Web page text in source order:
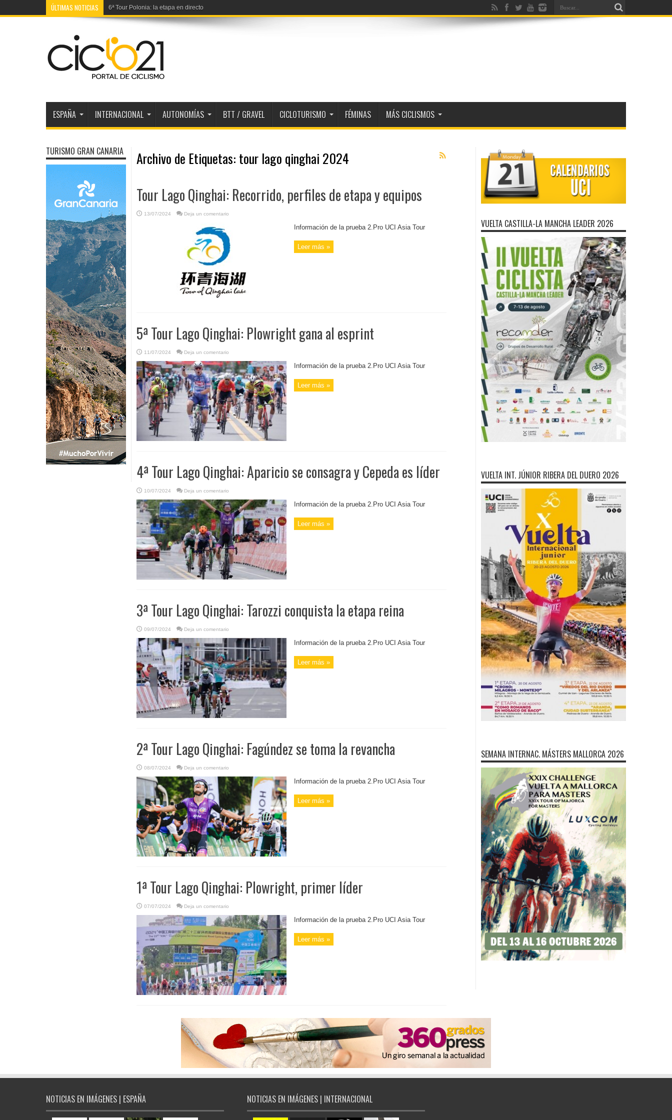
ÚLTIMAS NOTICIAS 6ª Tour Polonia: la etapa en directo
ESPAÑA INTERNACIONAL AUTONOMÍAS BTT / GRAVEL CICLOTURISMO FÉMINAS MÁS CICLISMOS
Archivo de Etiquetas: tour lago qinghai 2024
Tour Lago Qinghai: Recorrido, perfiles de etapa y equipos
13/07/2024 Deja un comentario
Información de la prueba 2.Pro UCI Asia Tour
Leer más »
5ª Tour Lago Qinghai: Plowright gana al esprint
11/07/2024 Deja un comentario
Información de la prueba 2.Pro UCI Asia Tour
Leer más »
4ª Tour Lago Qinghai: Aparicio se consagra y Cepeda es líder
10/07/2024 Deja un comentario
Información de la prueba 2.Pro UCI Asia Tour
Leer más »
3ª Tour Lago Qinghai: Tarozzi conquista la etapa reina
09/07/2024 Deja un comentario
Información de la prueba 2.Pro UCI Asia Tour
Leer más »
2ª Tour Lago Qinghai: Fagúndez se toma la revancha
08/07/2024 Deja un comentario
Información de la prueba 2.Pro UCI Asia Tour
Leer más »
1ª Tour Lago Qinghai: Plowright, primer líder
07/07/2024 Deja un comentario
Información de la prueba 2.Pro UCI Asia Tour
Leer más »
TURISMO GRAN CANARIA
VUELTA CASTILLA-LA MANCHA LEADER 2026
VUELTA INT. JÚNIOR RIBERA DEL DUERO 2026
SEMANA INTERNAC. MÁSTERS MALLORCA 2026
NOTICIAS EN IMÁGENES | ESPAÑA NOTICIAS EN IMÁGENES | INTERNACIONAL